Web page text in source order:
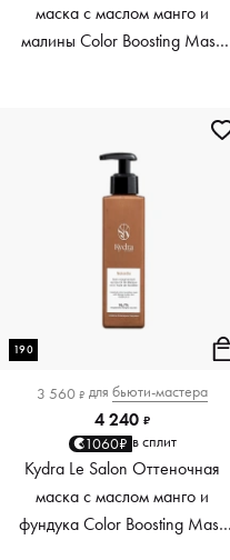
маска с маслом манго и
малины Color Boosting Mask
190
3 560 ₽ для бьюти-мастера
4 240 ₽
1060₽ в сплит
Kydra Le Salon Оттеночная
маска с маслом манго и
фундука Color Boosting Mask